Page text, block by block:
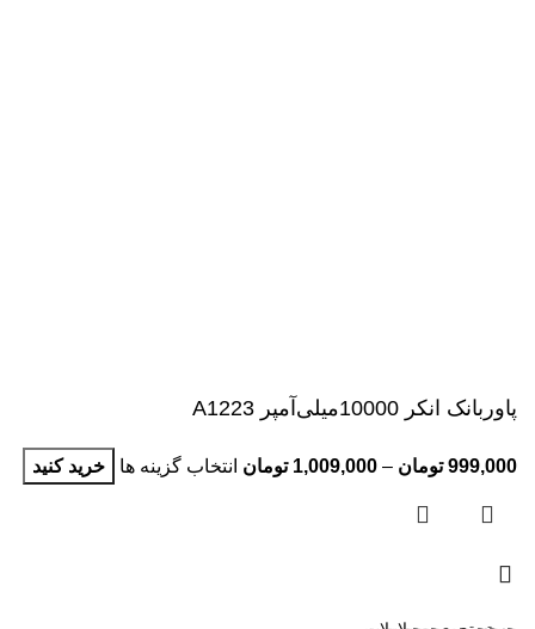
پاوربانک انکر 10000‌میلی‌آمپر A1223
999,000 تومان –
1,009,000 تومان انتخاب گزینه ها خرید کنید